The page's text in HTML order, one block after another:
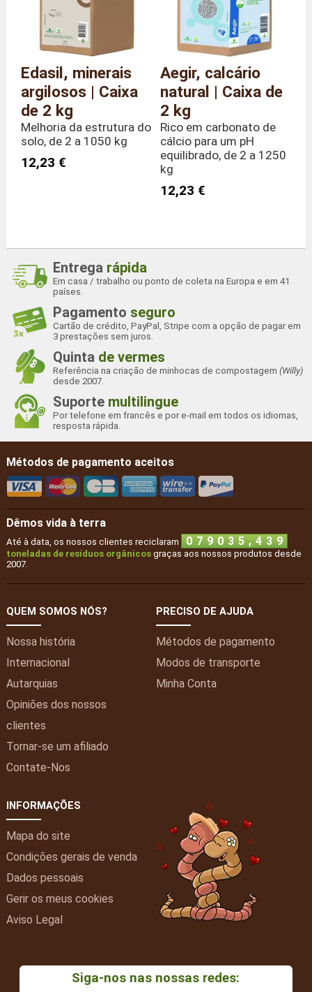
Edasil, minerais
argilosos | Caixa
de 2 kg
Melhoria da estrutura do
solo, de 2 a 1050 kg
12,23 €
Aegir, calcário
natural | Caixa de
2 kg
Rico em carbonato de
cálcio para um pH
equilibrado, de 2 a 1250
kg
12,23 €
Entrega rápida
Em casa / trabalho ou ponto de coleta na Europa e em 41
países.
Pagamento seguro
Cartão de crédito, PayPal, Stripe com a opção de pagar em
3 prestações sem juros.
Quinta de vermes
Referência na criação de minhocas de compostagem(Willy)
desde 2007.
Suporte multilingue
Por telefone em francês e por e-mail em todos os idiomas,
resposta rápida.
Métodos de pagamento aceitos
Dêmos vida à terra
Até à data, os nossos clientes reciclaram 0 7 9 0 3 5 , 4 3 9
toneladas de resíduos orgânicosgraças aos nossos produtos desde
2007.
QUEM SOMOS NÓS?
Nossa história
Internacional
Autarquias
Opiniões dos nossos
clientes
Tornar-se um afiliado
Contate-Nos
PRECISO DE AJUDA
Métodos de pagamento
Modos de transporte
Minha Conta
INFORMAÇÕES
Mapa do site
Condições gerais de venda
Dados pessoais
Gerir os meus cookies
Aviso Legal
Siga-nos nas nossas redes: